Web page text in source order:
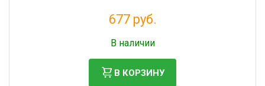
677 руб.
В наличии
В КОРЗИНУ